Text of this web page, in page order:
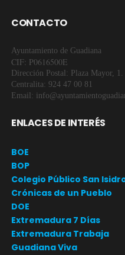
CONTACTO
Ayuntamiento de Guadiana
CIF: P0616500E
Dirección Postal: Plaza Mayor,
Centralita: 924 47 00 81
Email:
ENLACES DE INTERÉS
BOE
BOP
Colegio Público San
Crónicas de un Pueblo
DOE
Extremadura 7 Días
Extremadura Trabaja
Guadiana Viva